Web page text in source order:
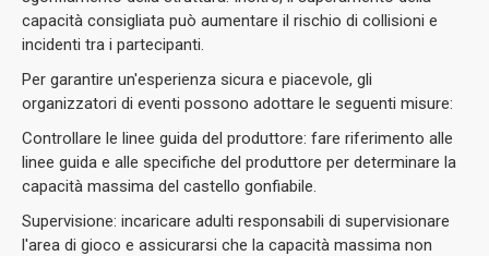
capacità consigliata può aumentare il rischio di collisioni e
incidenti tra i partecipanti.
Per garantire un'esperienza sicura e piacevole, gli
organizzatori di eventi possono adottare le seguenti misure:
Controllare le linee guida del produttore: fare riferimento alle
linee guida e alle specifiche del produttore per determinare la
capacità massima del castello gonfiabile.
Supervisione: incaricare adulti responsabili di supervisionare
l'area di gioco e assicurarsi che la capacità massima non